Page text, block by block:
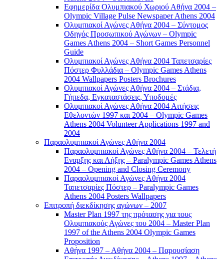
Εφημερίδα Ολυμπιακού Χωριού Αθήνα 2004 –
Olympic Village Pulse Newspaper Athens 2004
Ολυμπιακοί Αγώνες Αθήνα 2004 – Σύντομος
Οδηγός Προσωπικού Αγώνων – Olympic
Games Athens 2004 – Short Games Personnel
Guide
Ολυμπιακοί Αγώνες Αθήνα 2004 Ταπετσαρίες
Πόστερ Φυλλάδια – Olympic Games Athens
2004 Wallpapers Posters Brochures
Ολυμπιακοί Αγώνες Αθήνα 2004 – Στάδια,
Γήπεδα, Εγκαταστάσεις, Υποδομές
Ολυμπιακοί Αγώνες Αθήνα 2004 Αιτήσεις
Εθελοντών 1997 και 2004 – Olympic Games
Athens 2004 Volunteer Applications 1997 and
2004
Παραολυμπιακοί Αγώνες Αθήνα 2004
Παραολυμπιακοί Αγώνες Αθήνα 2004 – Τελετή
Εναρξης και Λήξης – Paralympic Games Athens
2004 – Opening and Closing Ceremony
Παραολυμπιακοί Αγώνες Αθήνα 2004
Ταπετσαρίες Πόστερ – Paralympic Games
Athens 2004 Posters Wallpapers
Επιτροπή διεκδίκησης αγώνων – 2007
Master Plan 1997 της πρότασης για τους
Ολυμπιακούς Αγώνες του 2004 – Master Plan
1997 of the Athens 2004 Olympic Games
Proposition
Αθήνα 1997 – Αθήνα 2004 – Παρουσίαση